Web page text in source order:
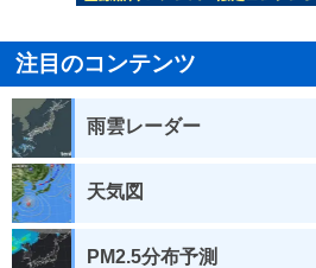
注目のコンテンツ
雨雲レーダー
天気図
PM2.5分布予測